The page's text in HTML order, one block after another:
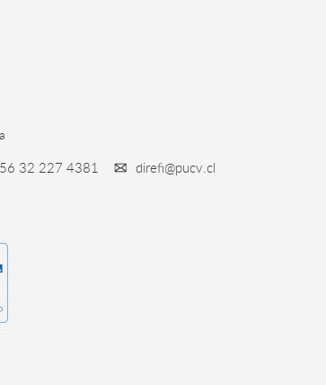
32 227 4381 direfi@pucv.cl